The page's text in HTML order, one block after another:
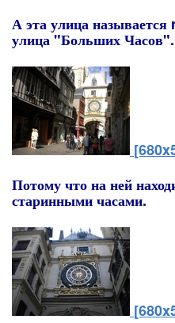
А эта улица
улица "Больших Часов".
Потому что на ней
старинными часами.